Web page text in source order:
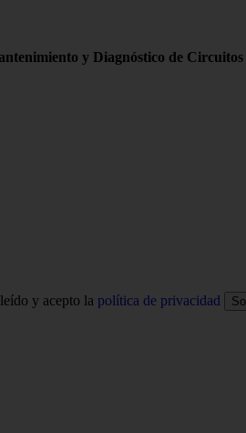
y Diagnóstico de
y acepto la política de privacidad